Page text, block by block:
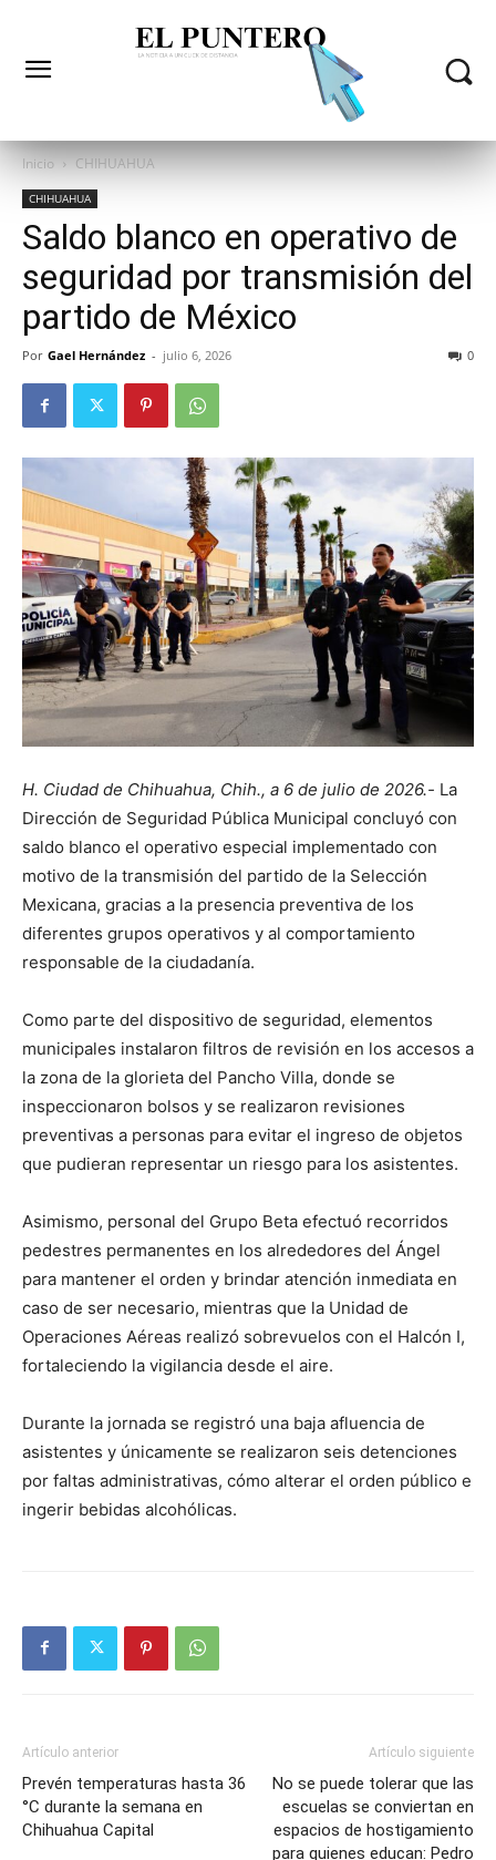
Inicio CHIHUAHUA
CHIHUAHUA
Saldo blanco en operativo de
seguridad por transmisión del
partido de México
Por Gael Hernández - julio 6, 2026 0
H. Ciudad de Chihuahua, Chih., a 6 de julio de 2026.- La
Dirección de Seguridad Pública Municipal concluyó con
saldo blanco el operativo especial implementado con
motivo de la transmisión del partido de la Selección
Mexicana, gracias a la presencia preventiva de los
diferentes grupos operativos y al comportamiento
responsable de la ciudadanía.
Como parte del dispositivo de seguridad, elementos
municipales instalaron filtros de revisión en los accesos a
la zona de la glorieta del Pancho Villa, donde se
inspeccionaron bolsos y se realizaron revisiones
preventivas a personas para evitar el ingreso de objetos
que pudieran representar un riesgo para los asistentes.
Asimismo, personal del Grupo Beta efectuó recorridos
pedestres permanentes en los alrededores del Ángel
para mantener el orden y brindar atención inmediata en
caso de ser necesario, mientras que la Unidad de
Operaciones Aéreas realizó sobrevuelos con el Halcón I,
fortaleciendo la vigilancia desde el aire.
Durante la jornada se registró una baja afluencia de
asistentes y únicamente se realizaron seis detenciones
por faltas administrativas, cómo alterar el orden público e
ingerir bebidas alcohólicas.
Artículo anterior
Prevén temperaturas hasta 36
°C durante la semana en
Chihuahua Capital
Artículo siguiente
No se puede tolerar que las
escuelas se conviertan en
espacios de hostigamiento
para quienes educan: Pedro